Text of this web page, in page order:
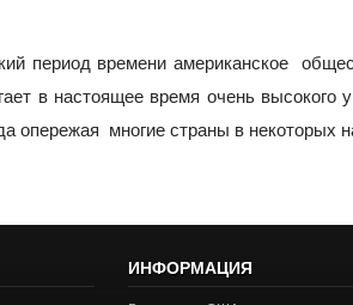
период времени американское
в настоящее время очень высокого
опережая многие страны в некоторых
ИНФОРМАЦИЯ